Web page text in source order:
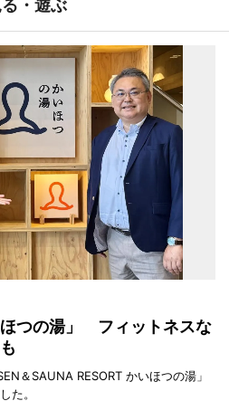
る・遊ぶ
つの湯」 フィットネスな
＆SAUNA RESORT かいほつの湯」
た。